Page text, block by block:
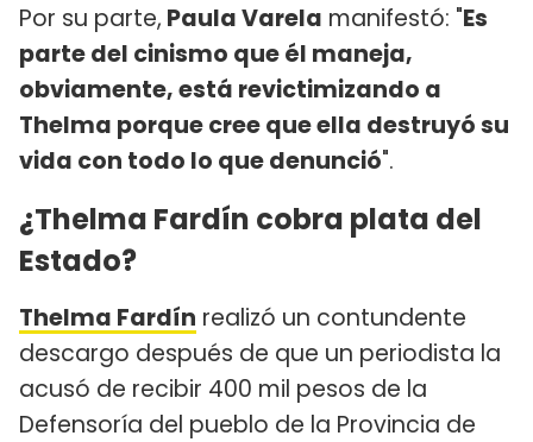
Por su parte, Paula Varela manifestó: "Es
parte del cinismo que él maneja,
obviamente, está revictimizando a
Thelma porque cree que ella destruyó su
vida con todo lo que denunció".
¿Thelma Fardín cobra plata del
Estado?
Thelma Fardín realizó un contundente
descargo después de que un periodista la
acusó de recibir 400 mil pesos de la
Defensoría del pueblo de la Provincia de